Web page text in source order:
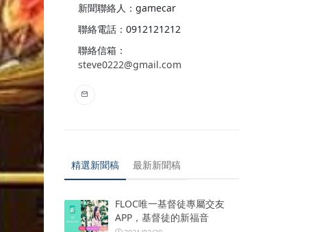
新聞聯絡人：gamecar
聯絡電話：0912121212
聯絡信箱：
steve0222@gmail.com
精選新聞稿 最新新聞稿
FLOC唯一基督徒專屬交友
APP，基督徒的新福音